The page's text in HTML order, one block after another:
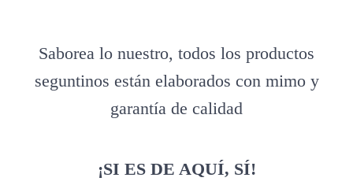
Saborea lo nuestro, todos los productos
seguntinos están elaborados con mimo y
garantía de calidad
¡SI ES DE AQUÍ, SÍ!